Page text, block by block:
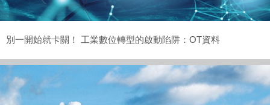
別一開始就卡關！ 工業數位轉型的啟動陷阱：OT資料